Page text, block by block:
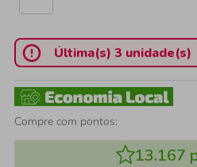
Última(s) 3 unidade(s)
Compre com pontos:
13.167